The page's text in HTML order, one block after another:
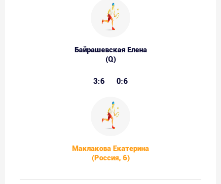
Байрашевская Елена
(Q)
3:6 0:6
Маклакова Екатерина
(Россия, 6)